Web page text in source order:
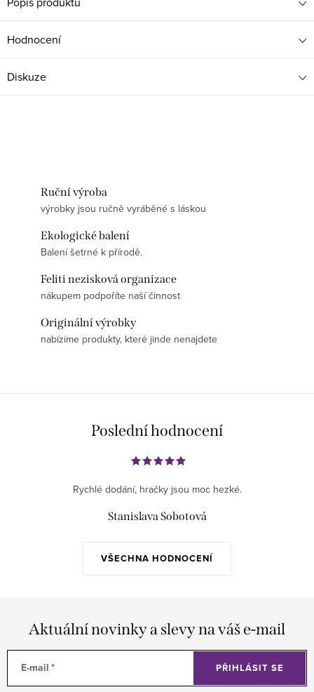
Hodnocení
Diskuze
Ruční výroba
výrobky jsou ručně vyráběné s láskou
Ekologické balení
Balení šetrné k přírodě.
Feliti nezisková organizace
nákupem podpoříte naší činnost
Originální výrobky
nabízíme produkty, které jinde nenajdete
Poslední hodnocení
VŠECHNA HODNOCENÍ
Rychlé dodání, hračky jsou moc hezké.
Stanislava Sobotová
Aktuální novinky a slevy na váš e-mail
E-mail PŘIHLÁSIT SE